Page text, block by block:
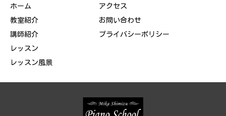
ホーム
教室紹介
講師紹介
レッスン
レッスン風景
アクセス
お問い合わせ
プライバシーポリシー